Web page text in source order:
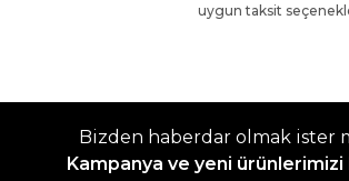
uygun taksit
Bizden haberdar olmak ister
Kampanya ve yeni